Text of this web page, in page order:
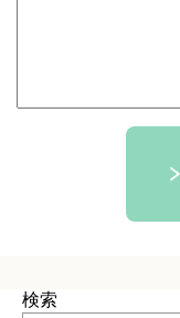
検索